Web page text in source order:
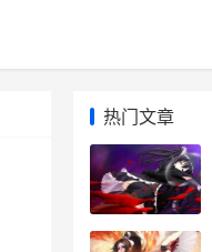
热门文章